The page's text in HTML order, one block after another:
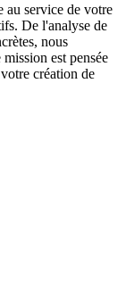
au service de votre
De l'analyse de
nous
est pensée
création de